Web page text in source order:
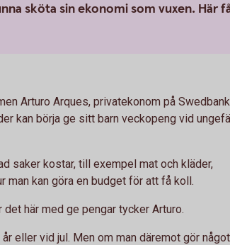
sköta sin ekonomi som vuxen. Här
Arturo Arques, privatekonom på Swedbank
kan börja ge sitt barn veckopeng vid
saker kostar, till exempel mat och kläder,
man kan göra en budget för att få koll.
här med ge pengar tycker Arturo.
eller vid jul. Men om man däremot gör något